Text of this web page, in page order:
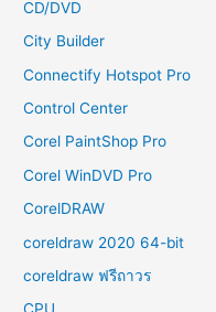
CD/DVD
City Builder
Connectify Hotspot Pro
Control Center
Corel PaintShop Pro
Corel WinDVD Pro
CorelDRAW
coreldraw 2020 64-bit
coreldraw ฟรีถาวร